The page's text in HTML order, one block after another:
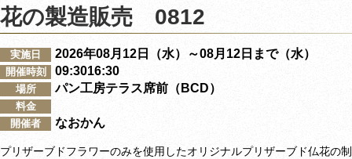
花の製造販売 0812
実施日 2026年08月12日（水）～08月12日まで（水）
開催時刻 09:3016:30
場所 パン工房テラス席前（BCD）
料金
開催者
なおかん
プリザーブドフラワーのみを使用したオリジナルプリザーブド仏花の制